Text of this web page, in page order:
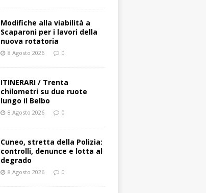
Modifiche alla viabilità a
Scaparoni per i lavori della
nuova rotatoria
8 Agosto 2026 0
ITINERARI / Trenta
chilometri su due ruote
lungo il Belbo
8 Agosto 2026 0
Cuneo, stretta della Polizia:
controlli, denunce e lotta al
degrado
8 Agosto 2026 0